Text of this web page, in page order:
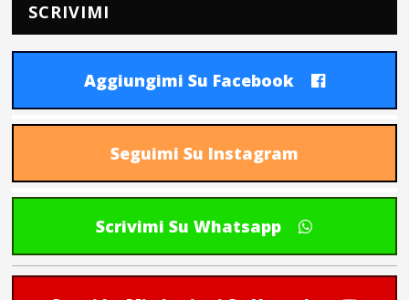
SCRIVIMI
Aggiungimi Su Facebook
Seguimi Su Instagram
Scrivimi Su Whatsapp